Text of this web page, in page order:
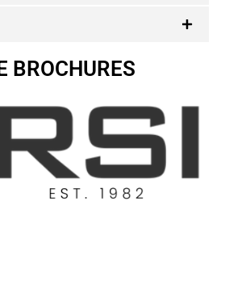
BROCHURES